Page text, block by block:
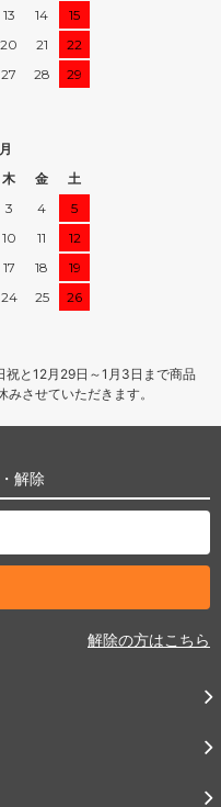
13 14
15
20 21
22
27 28
29
木 金
土
3 4
5
10 11
12
17 18
19
24 25
26
と12月29日～1月3日まで商品
させていただきます。
解除
解除の方はこちら